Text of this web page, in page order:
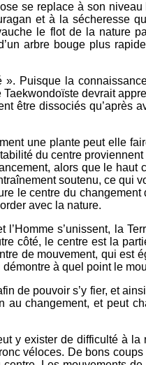
se replace à son
et à la sécheresse
le flot de la nature
arbre bouge plus
Puisque la
devrait
être dissociés qu’après
une plante peut elle
du centre
alors que le haut
soutenu, ce qui
le centre du
avec la nature.
s’unissent, la
côté, le centre est la
de mouvement, qui
à quel point le
de pouvoir s’y fier, et
changement, et peut
y exister de difficulté à
véloces. De bons